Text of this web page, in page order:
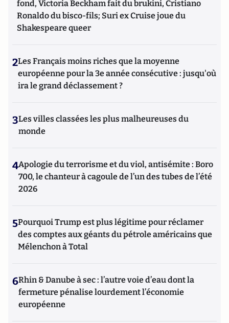
fond, Victoria Beckham fait du brukini, Cristiano
Ronaldo du bisco-fils; Suri ex Cruise joue du
Shakespeare queer
2Les Français moins riches que la moyenne
européenne pour la 3e année consécutive : jusqu'où
ira le grand déclassement ?
3Les villes classées les plus malheureuses du
monde
4Apologie du terrorisme et du viol, antisémite : Boro
700, le chanteur à cagoule de l’un des tubes de l’été
2026
5Pourquoi Trump est plus légitime pour réclamer
des comptes aux géants du pétrole américains que
Mélenchon à Total
6Rhin & Danube à sec : l’autre voie d’eau dont la
fermeture pénalise lourdement l’économie
européenne